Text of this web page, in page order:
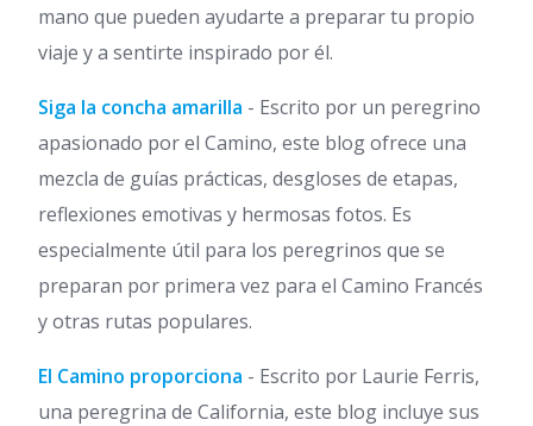
mano que pueden ayudarte a preparar tu propio
viaje y a sentirte inspirado por él.
Siga la concha amarilla - Escrito por un peregrino
apasionado por el Camino, este blog ofrece una
mezcla de guías prácticas, desgloses de etapas,
reflexiones emotivas y hermosas fotos. Es
especialmente útil para los peregrinos que se
preparan por primera vez para el Camino Francés
y otras rutas populares.
El Camino proporciona - Escrito por Laurie Ferris,
una peregrina de California, este blog incluye sus